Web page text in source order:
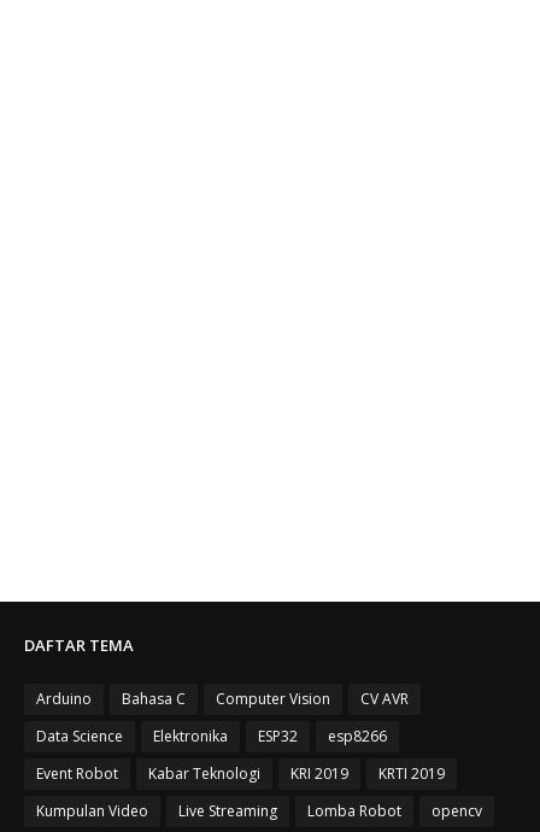
DAFTAR TEMA
Arduino Bahasa C Computer Vision
CV AVR
Data Science
Elektronika ESP32
esp8266
Event Robot
Kabar Teknologi KRI 2019
KRTI 2019
Kumpulan Video
Live Streaming Lomba Robot
opencv